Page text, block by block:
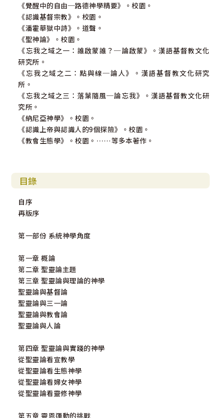
《覺醒中的自由─路德神學精要》。校園。
《認識基督宗教》。校園。
《潘霍華獄中詩》。道聲。
《聖神論》。校園。
《忘我之域之一：誰啟蒙誰？─論啟蒙》。漢語基督教文化
研究所。
《忘我之域之二：點與線─論人》。漢語基督教文化研究
所。
《忘我之域之三：落葉隨風─論忘我》。漢語基督教文化研
究所。
《納尼亞神學》。校園。
《認識上帝與認識人的9個探險》。校園。
《教會生態學》。校園。……等多本著作。
目錄
自序
再版序
第一部份 系統神學角度
第一章 概論
第二章 聖靈論主題
第三章 聖靈論與理論的神學
聖靈論與基督論
聖靈論與三一論
聖靈論與教會論
聖靈論與人論
第四章 聖靈論與實踐的神學
從聖靈論看宣教學
從聖靈論看生態神學
從聖靈論看婦女神學
從聖靈論看靈修神學
第五章 靈恩運動的挑戰